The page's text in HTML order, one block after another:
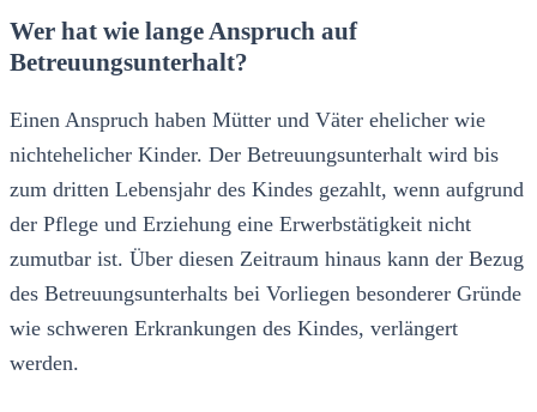
Wer hat wie lange Anspruch auf
Betreuungsunterhalt?
Einen Anspruch haben Mütter und Väter ehelicher wie
nichtehelicher Kinder. Der Betreuungsunterhalt wird bis
zum dritten Lebensjahr des Kindes gezahlt, wenn aufgrund
der Pflege und Erziehung eine Erwerbstätigkeit nicht
zumutbar ist. Über diesen Zeitraum hinaus kann der Bezug
des Betreuungsunterhalts bei Vorliegen besonderer Gründe
wie schweren Erkrankungen des Kindes, verlängert
werden.